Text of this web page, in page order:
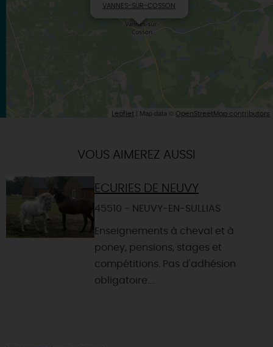
VANNES-SUR-COSSON
Leaflet | Map data © OpenStreetMap contributors
VOUS AIMEREZ AUSSI
ECURIES DE NEUVY
45510 - NEUVY-EN-SULLIAS
Enseignements à cheval et à
poney, pensions, stages et
compétitions. Pas d'adhésion
obligatoire....